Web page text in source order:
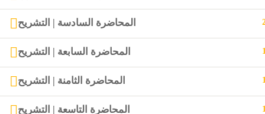
المحاضرة السادسة | التشريح
المحاضرة السابعة | التشريح 1
المحاضرة الثامنة | التشريح 1
المحاضرة التاسعة | التشريح 1